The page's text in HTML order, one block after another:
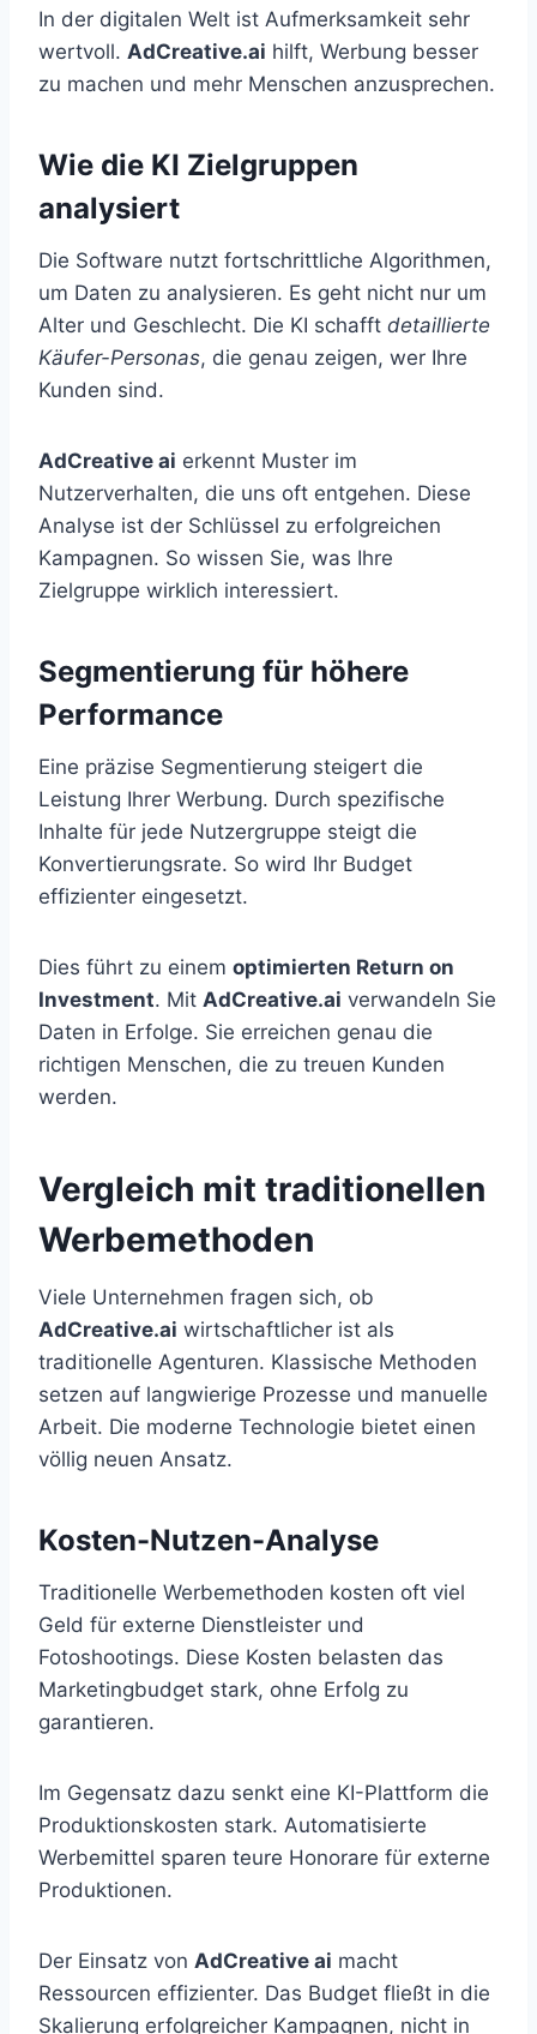
In der digitalen Welt ist Aufmerksamkeit sehr
wertvoll. AdCreative.ai hilft, Werbung besser
zu machen und mehr Menschen anzusprechen.
Wie die KI Zielgruppen
analysiert
Die Software nutzt fortschrittliche Algorithmen,
um Daten zu analysieren. Es geht nicht nur um
Alter und Geschlecht. Die KI schafft detaillierte
Käufer-Personas, die genau zeigen, wer Ihre
Kunden sind.
AdCreative ai erkennt Muster im
Nutzerverhalten, die uns oft entgehen. Diese
Analyse ist der Schlüssel zu erfolgreichen
Kampagnen. So wissen Sie, was Ihre
Zielgruppe wirklich interessiert.
Segmentierung für höhere
Performance
Eine präzise Segmentierung steigert die
Leistung Ihrer Werbung. Durch spezifische
Inhalte für jede Nutzergruppe steigt die
Konvertierungsrate. So wird Ihr Budget
effizienter eingesetzt.
Dies führt zu einem optimierten Return on
Investment. Mit AdCreative.ai verwandeln Sie
Daten in Erfolge. Sie erreichen genau die
richtigen Menschen, die zu treuen Kunden
werden.
Vergleich mit traditionellen
Werbemethoden
Viele Unternehmen fragen sich, ob
AdCreative.ai wirtschaftlicher ist als
traditionelle Agenturen. Klassische Methoden
setzen auf langwierige Prozesse und manuelle
Arbeit. Die moderne Technologie bietet einen
völlig neuen Ansatz.
Kosten-Nutzen-Analyse
Traditionelle Werbemethoden kosten oft viel
Geld für externe Dienstleister und
Fotoshootings. Diese Kosten belasten das
Marketingbudget stark, ohne Erfolg zu
garantieren.
Im Gegensatz dazu senkt eine KI-Plattform die
Produktionskosten stark. Automatisierte
Werbemittel sparen teure Honorare für externe
Produktionen.
Der Einsatz von AdCreative ai macht
Ressourcen effizienter. Das Budget fließt in die
Skalierung erfolgreicher Kampagnen, nicht in